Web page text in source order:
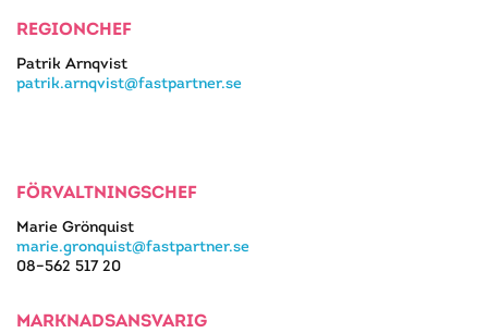
REGIONCHEF
Patrik Arnqvist
patrik.arnqvist@fastpartner.se
FÖRVALTNINGSCHEF
Marie Grönquist
marie.gronquist@fastpartner.se
08–562 517 20
MARKNADSANSVARIG